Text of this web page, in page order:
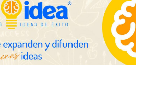
profesional
lanzan el concurso ‘Talento Sénior’
creadas por y para mayores